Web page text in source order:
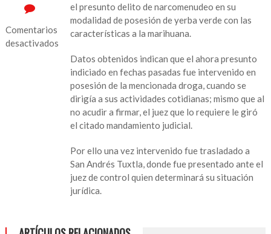
Comentarios
desactivados
el presunto delito de narcomenudeo en su
modalidad de posesión de yerba verde con las
características a la marihuana.
Datos obtenidos indican que el ahora presunto
indiciado en fechas pasadas fue intervenido en
posesión de la mencionada droga, cuando se
dirigía a sus actividades cotidianas; mismo que al
no acudir a firmar, el juez que lo requiere le giró
el citado mandamiento judicial.
Por ello una vez intervenido fue trasladado a
San Andrés Tuxtla, donde fue presentado ante el
juez de control quien determinará su situación
jurídica.